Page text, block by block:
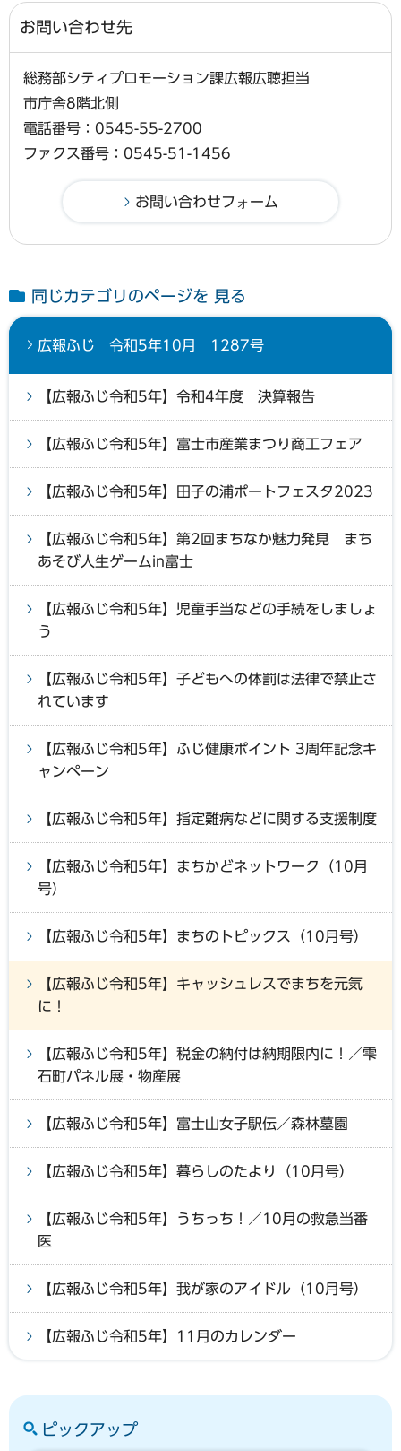
お問い合わせ先
総務部シティプロモーション課広報広聴担当
市庁舎8階北側
電話番号：0545-55-2700
ファクス番号：0545-51-1456
同じカテゴリのページを 見る
広報ふじ 令和5年10月 1287号
【広報ふじ令和5年】令和4年度 決算報告
【広報ふじ令和5年】富士市産業まつり商工フェア
【広報ふじ令和5年】田子の浦ポートフェスタ2023
【広報ふじ令和5年】第2回まちなか魅力発見 まち
あそび人生ゲームin富士
【広報ふじ令和5年】児童手当などの手続をしましょ
う
【広報ふじ令和5年】子どもへの体罰は法律で禁止さ
れています
【広報ふじ令和5年】ふじ健康ポイント 3周年記念キ
ャンペーン
【広報ふじ令和5年】指定難病などに関する支援制度
【広報ふじ令和5年】まちかどネットワーク（10月
号）
【広報ふじ令和5年】まちのトピックス（10月号）
【広報ふじ令和5年】キャッシュレスでまちを元気
に！
【広報ふじ令和5年】税金の納付は納期限内に！／雫
石町パネル展・物産展
【広報ふじ令和5年】富士山女子駅伝／森林墓園
【広報ふじ令和5年】暮らしのたより（10月号）
【広報ふじ令和5年】うちっち！／10月の救急当番
医
【広報ふじ令和5年】我が家のアイドル（10月号）
【広報ふじ令和5年】11月のカレンダー
ピックアップ